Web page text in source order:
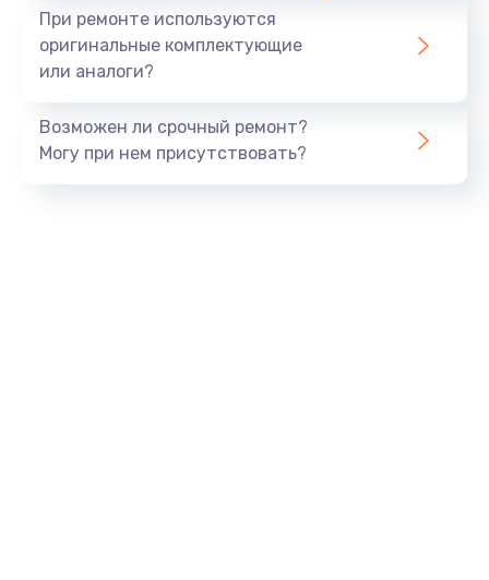
При ремонте используются
оригинальные комплектующие
или аналоги?
Возможен ли срочный ремонт?
Могу при нем присутствовать?